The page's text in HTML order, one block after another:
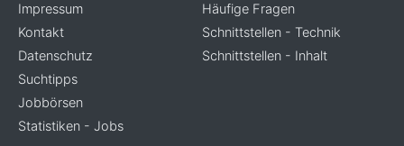
Impressum
Kontakt
Datenschutz
Suchtipps
Jobbörsen
Statistiken - Jobs
Häufige Fragen
Schnittstellen - Technik
Schnittstellen - Inhalt